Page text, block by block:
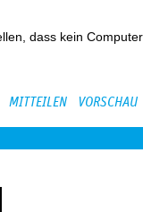
dass kein Computer